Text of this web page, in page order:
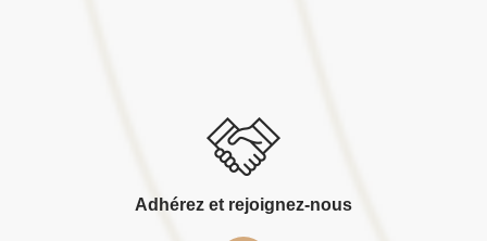
Adhérez et rejoignez-nous